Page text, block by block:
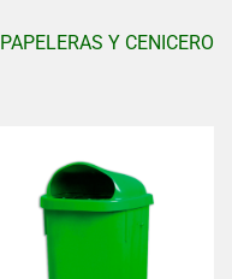
PAPELERAS Y CENICEROS